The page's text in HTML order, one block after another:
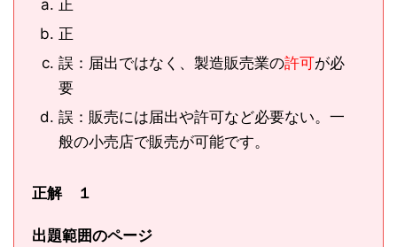
正
正
誤：届出ではなく、製造販売業の許可が必
要
誤：販売には届出や許可など必要ない。一
般の小売店で販売が可能です。
正解 １
出題範囲のページ